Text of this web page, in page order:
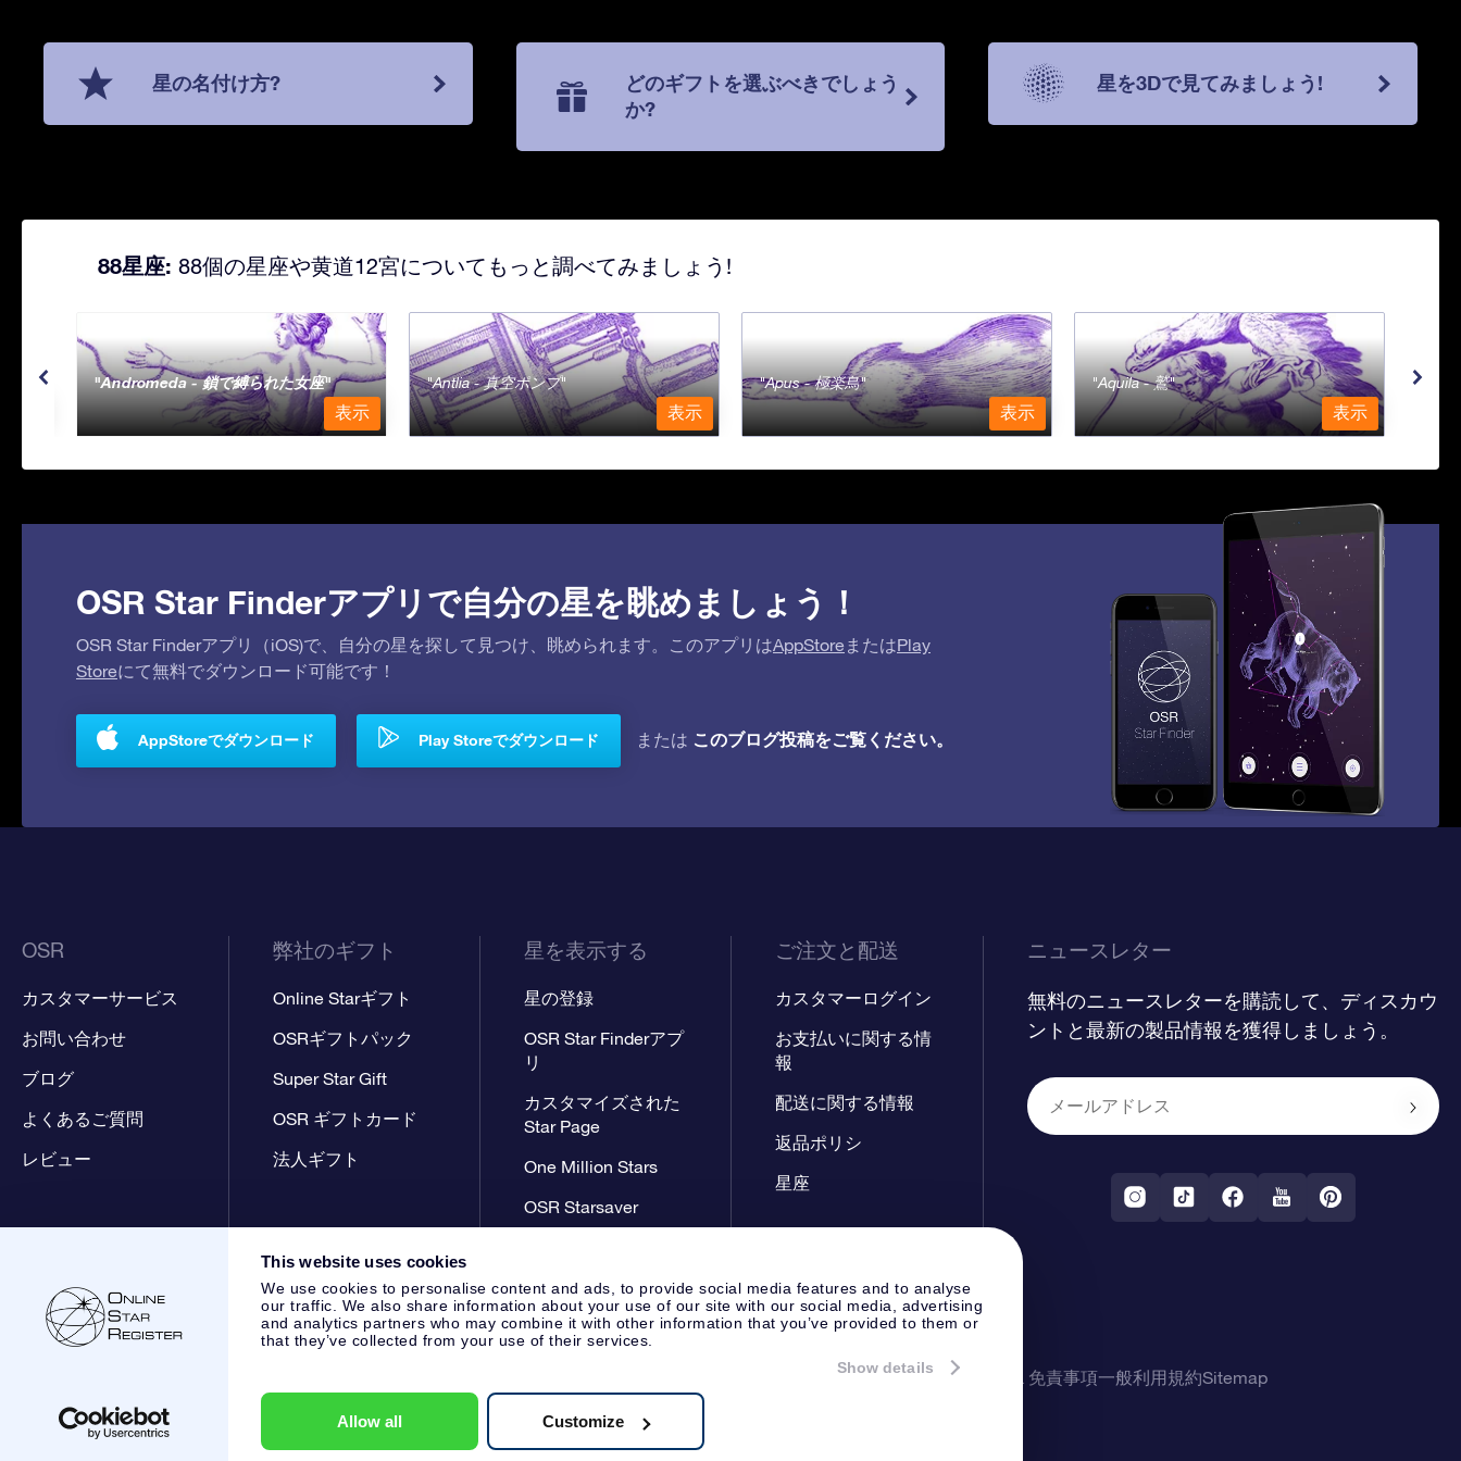
This website uses cookies
We use cookies to personalise content and ads, to provide social media features and to analyse
our traffic. We also share information about your use of our site with our social media, advertising
and analytics partners who may combine it with other information that you’ve provided to them or
that they’ve collected from your use of their services.
Show details
Allow all Customize
星の名付け方?
どのギフトを選ぶべきでしょう
か?
星を3Dで見てみましょう!
88星座: 88個の星座や黄道12宮についてもっと調べてみましょう!
Andromeda - 鎖で縛られた女座
表示
Antlia - 真空ポンプ
表示
Apus - 極楽鳥
表示
Aquila - 鷲
表示
OSR Star Finderアプリで自分の星を眺めましょう！
OSR Star Finderアプリ（iOS)で、自分の星を探して見つけ、眺められます。このアプリはAppStore またはPlay
Storeにて無料でダウンロード可能です！
AppStoreでダウンロード Play Storeでダウンロード または このブログ投稿をご覧ください。
OSR
カスタマーサービス
お問い合わせ
ブログ
よくあるご質問
レビュー
弊社のギフト
Online Starギフト
OSRギフトパック
Super Star Gift
OSR ギフトカード
法人ギフト
星を表示する
星の登録
OSR Star Finderアプ
リ
カスタマイズされた
Star Page
One Million Stars
OSR Starsaver
ご注文と配送
カスタマーログイン
お支払いに関する情
報
配送に関する情報
返品ポリシ
星座
ニュースレター
無料のニュースレターを購読して、ディスカウ
ントと最新の製品情報を獲得しましょう。
カスタマーサービス:
KVK: 60333553, VAT: NL 8538.62.722B01
プライバシーポリシー & 免責事項一般利用規約Sitemap